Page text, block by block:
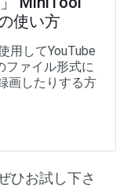
使い方
用してYouTube
ファイル形式に
画したりする方
ひお試し下さ